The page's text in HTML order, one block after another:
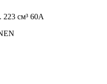
223 см³ 60А